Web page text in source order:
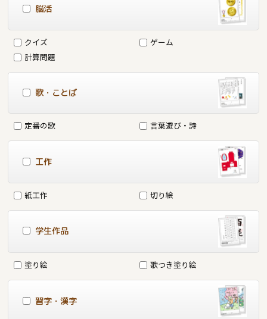
脳活
クイズ
ゲーム
計算問題
歌・ことば
定番の歌 言葉遊び・詩
工作
紙工作 切り絵
学生作品
塗り絵 歌つき塗り絵
習字・漢字